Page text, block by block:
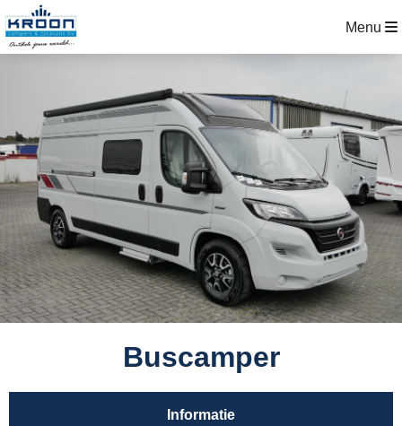
Menu
Buscamper
Informatie